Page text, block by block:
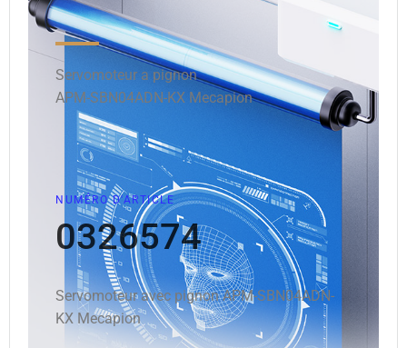
Servomoteur a pignon
APM-SBN04ADN-KX Mecapion
NUMÉRO D'ARTICLE
0326574
Servomoteur avec pignon APM-SBN04ADN-
KX Mecapion